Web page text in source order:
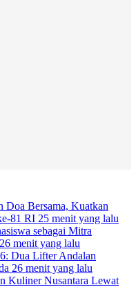
Doa Bersama, Kuatkan
81 RI 25 menit yang lalu
sebagai Mitra
26 menit yang lalu
Dua Lifter Andalan
26 menit yang lalu
Kuliner Nusantara Lewat